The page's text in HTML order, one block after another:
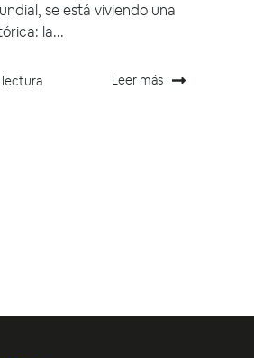
se está viviendo una
la...
lectura Leer más